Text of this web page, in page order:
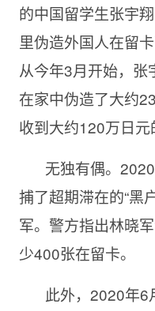
的中国留学生张宇
里伪造外国人在留
从今年3月开始，张
在家中伪造了大约
收到大约120万日元
无独有偶。
捕了超期滞在的“黑
军。警方指出林晓
少400张在留卡。
此外， 2020年6